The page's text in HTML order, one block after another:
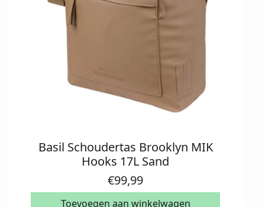
Basil Schoudertas Brooklyn MIK
Hooks 17L Sand
€99,99
Toevoegen aan winkelwagen